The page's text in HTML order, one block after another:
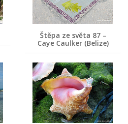
Štěpa ze světa 87 –
Caye Caulker (Belize)